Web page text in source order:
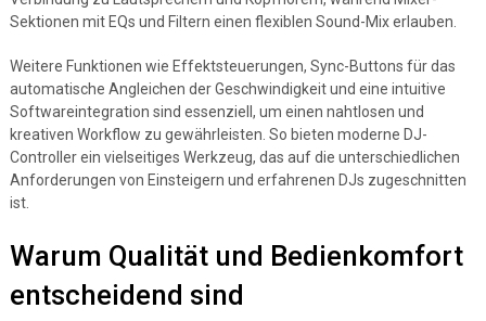
Sektionen mit EQs und Filtern einen flexiblen Sound-Mix erlauben.
Weitere Funktionen wie Effektsteuerungen, Sync-Buttons für das
automatische Angleichen der Geschwindigkeit und eine intuitive
Softwareintegration sind essenziell, um einen nahtlosen und
kreativen Workflow zu gewährleisten. So bieten moderne DJ-
Controller ein vielseitiges Werkzeug, das auf die unterschiedlichen
Anforderungen von Einsteigern und erfahrenen DJs zugeschnitten
ist.
Warum Qualität und Bedienkomfort
entscheidend sind